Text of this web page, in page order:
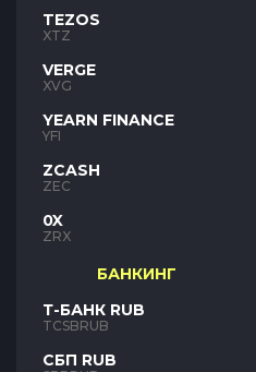
TEZOS
XTZ
VERGE
XVG
YEARN FINANCE
YFI
ZCASH
ZEC
0X
ZRX
БАНКИНГ
Т-БАНК RUB
TCSBRUB
СБП RUB